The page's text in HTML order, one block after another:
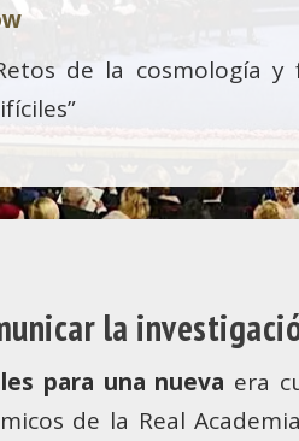
de la cosmología y
la
para una nueva era
de la Real